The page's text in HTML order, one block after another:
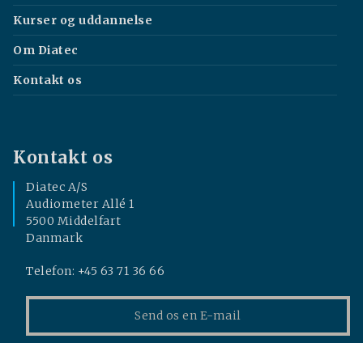
Kurser og uddannelse
Om Diatec
Kontakt os
Kontakt os
Diatec A/S
Audiometer Allé 1
5500 Middelfart
Danmark
Telefon: +45 63 71 36 66
Send os en E-mail